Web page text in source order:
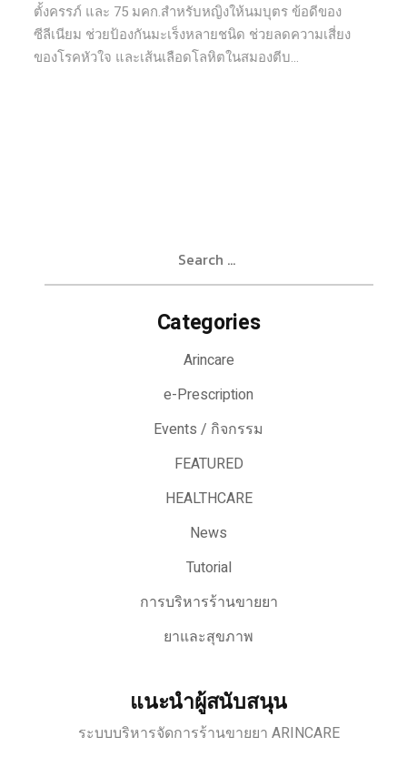
ตั้งครรภ์ และ 75 มคก.สำหรับหญิงให้นมบุตร ข้อดีของ
ซีลีเนียม ช่วยป้องกันมะเร็งหลายชนิด ช่วยลดความเสี่ยง
ของโรคหัวใจ และเส้นเลือดโลหิตในสมองตีบ...
Categories
Arincare
e-Prescription
Events / กิจกรรม
FEATURED
HEALTHCARE
News
Tutorial
การบริหารร้านขายยา
ยาและสุขภาพ
แนะนำผู้สนับสนุน
ระบบบริหารจัดการร้านขายยา ARINCARE